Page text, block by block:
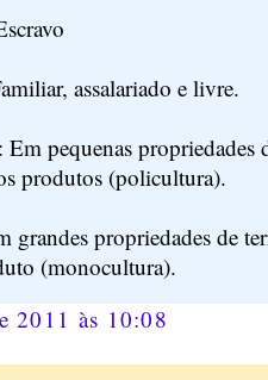
assalariado e livre.
pequenas propriedades
produtos (policultura).
grandes propriedades de
(monocultura).
2011 às 10:08